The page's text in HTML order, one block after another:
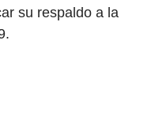
su respaldo a la